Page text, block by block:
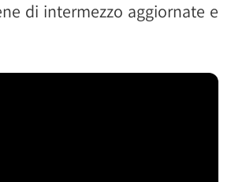
di intermezzo aggiornate e